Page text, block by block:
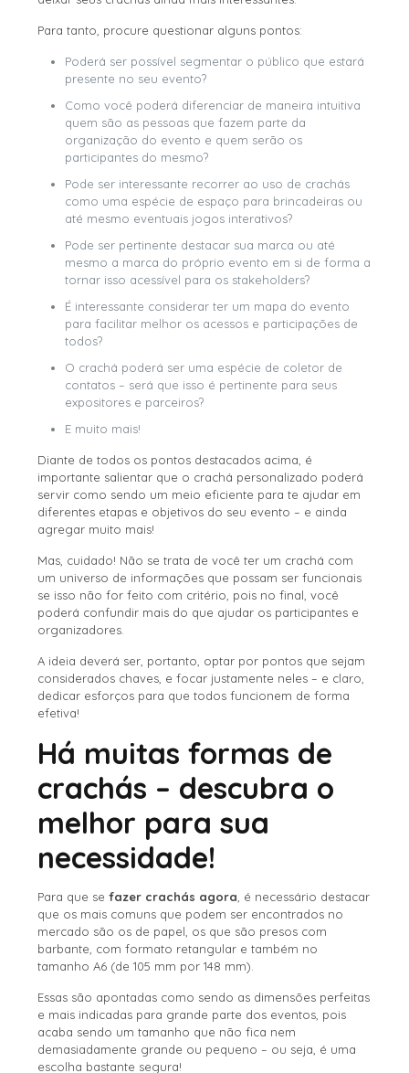
Para tanto, procure questionar alguns pontos:
Poderá ser possível segmentar o público que estará
presente no seu evento?
Como você poderá diferenciar de maneira intuitiva
quem são as pessoas que fazem parte da
organização do evento e quem serão os
participantes do mesmo?
Pode ser interessante recorrer ao uso de crachás
como uma espécie de espaço para brincadeiras ou
até mesmo eventuais jogos interativos?
Pode ser pertinente destacar sua marca ou até
mesmo a marca do próprio evento em si de forma a
tornar isso acessível para os stakeholders?
É interessante considerar ter um mapa do evento
para facilitar melhor os acessos e participações de
todos?
O crachá poderá ser uma espécie de coletor de
contatos – será que isso é pertinente para seus
expositores e parceiros?
E muito mais!
Diante de todos os pontos destacados acima, é
importante salientar que o crachá personalizado poderá
servir como sendo um meio eficiente para te ajudar em
diferentes etapas e objetivos do seu evento – e ainda
agregar muito mais!
Mas, cuidado! Não se trata de você ter um crachá com
um universo de informações que possam ser funcionais
se isso não for feito com critério, pois no final, você
poderá confundir mais do que ajudar os participantes e
organizadores.
A ideia deverá ser, portanto, optar por pontos que sejam
considerados chaves, e focar justamente neles – e claro,
dedicar esforços para que todos funcionem de forma
efetiva!
Há muitas formas de
crachás – descubra o
melhor para sua
necessidade!
Para que se fazer crachás agora , é necessário destacar
que os mais comuns que podem ser encontrados no
mercado são os de papel, os que são presos com
barbante, com formato retangular e também no
tamanho A6 (de 105 mm por 148 mm).
Essas são apontadas como sendo as dimensões perfeitas
e mais indicadas para grande parte dos eventos, pois
acaba sendo um tamanho que não fica nem
demasiadamente grande ou pequeno – ou seja, é uma
escolha bastante segura!